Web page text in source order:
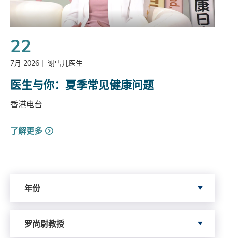
22
7月 2026 | 谢雪儿医生
医生与你：夏季常见健康问题
香港电台
了解更多
年份
罗尚尉教授